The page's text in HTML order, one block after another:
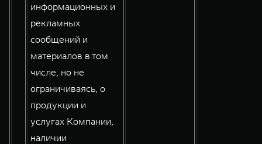
информационных и
рекламных
сообщений и
материалов в том
числе, но не
ограничиваясь, о
продукции и
услугах Компании,
наличии